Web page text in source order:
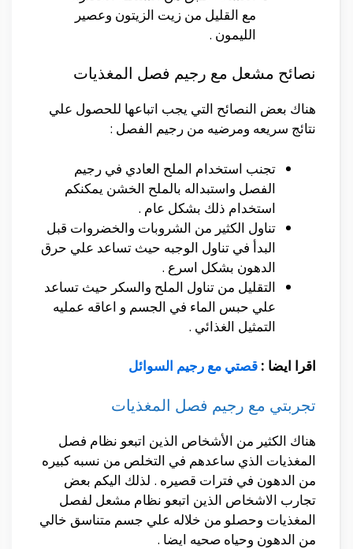
مع القليل من زيت الزيتون وعصير
الليمون .
نصائح مشعل مع رجيم فصل المغذيات
هناك بعض النصائح التي يجب اتباعها للحصول علي
نتائج سريعه ومرضيه من رجيم الفصل :
تجنب استخدام الملح العادي في رجيم
الفصل واستبداله بالملح الخشن يمكنكم
استخدام ذلك بشكل عام .
تناول الكثير من الشروبات والخضروات قبل
البدأ في تناول الوجبه حيث تساعد علي حرق
الدهون بشكل اسرع .
التقليل من تناول الملح والسكر حيث تساعد
علي حبس الماء في الجسم و اعاقه عمليه
التمثيل الغذائي .
اقرا ايضا : قصتي مع رجيم السوائل
تجربتي مع رجيم فصل المغذيات
هناك الكثير من الأشخاص الذين اتبعو نظام فصل
المغذيات الذي ساعدهم في التخلص من نسبه كبيره
من الدهون في فترات قصيره . لذلك اليكم بعض
تجارب الاشخاص الذين اتبعو نظام مشعل لفصل
المغذيات وحصلو من خلاله علي جسم متناسق خالي
من الدهون وحياه صحيه ايضا .